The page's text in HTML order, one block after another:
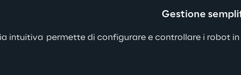
Gestione
intuitiva  permette di configurare e controllare i robot